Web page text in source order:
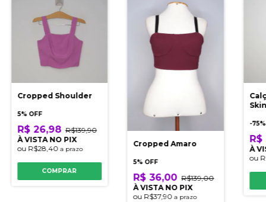
Cropped Shoulder
5% OFF
R$ 26,98 R$139,90
À VISTA NO PIX
ou R$28,40 a prazo
COMPRAR
Cropped Amaro
5% OFF
R$ 36,00 R$139,00
À VISTA NO PIX
ou R$37,90a prazo
-75
R$
À
ou